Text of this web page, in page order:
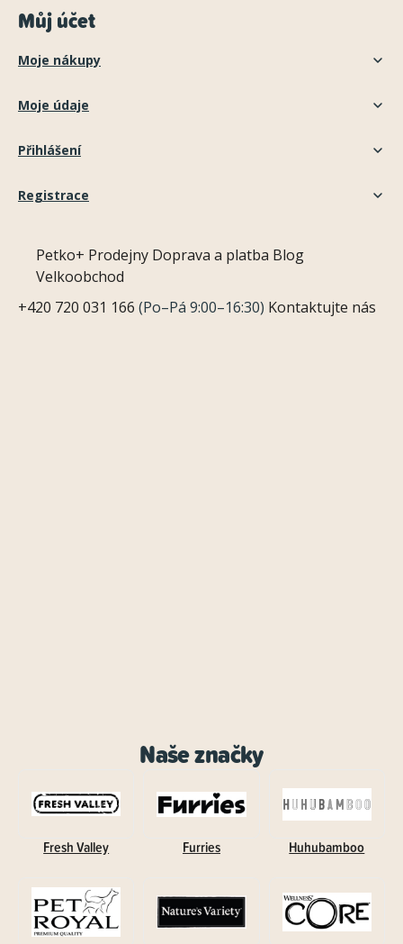
Můj účet
Moje nákupy
Moje údaje
Přihlášení
Registrace
Petko+ Prodejny Doprava a platba Blog
Velkoobchod
+420 720 031 166 (Po–Pá 9:00–16:30) Kontaktujte nás
Naše značky
Fresh Valley Furries Huhubamboo